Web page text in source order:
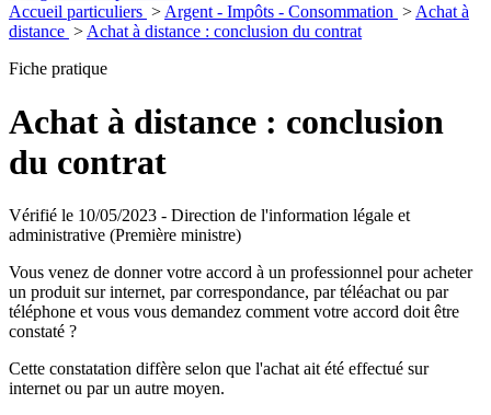
Accueil particuliers > Argent - Impôts - Consommation > Achat à
distance > Achat à distance : conclusion du contrat
Fiche pratique
Achat à distance : conclusion
du contrat
Vérifié le 10/05/2023 - Direction de l'information légale et
administrative (Première ministre)
Vous venez de donner votre accord à un professionnel pour acheter
un produit sur internet, par correspondance, par téléachat ou par
téléphone et vous vous demandez comment votre accord doit être
constaté ?
Cette constatation diffère selon que l'achat ait été effectué sur
internet ou par un autre moyen.